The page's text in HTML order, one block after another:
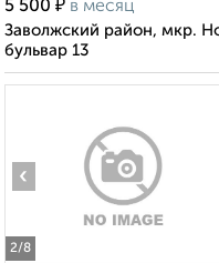
5 500 ₽ в месяц
Заволжский район, мкр.
бульвар 13
2/8
‹